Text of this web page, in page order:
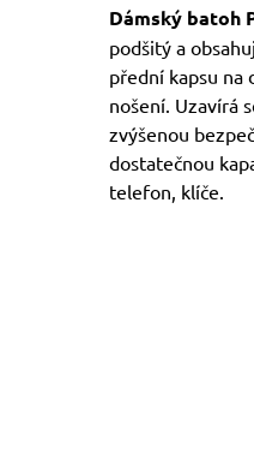
Dámský batoh
podšitý a
přední kapsu na
nošení. Uzavírá
zvýšenou
dostatečnou
telefon, klíče.